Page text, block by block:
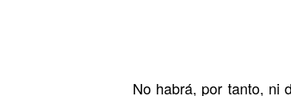
No habrá, por tanto, ni